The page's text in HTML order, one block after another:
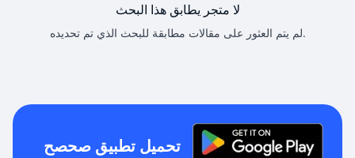
لا متجر يطابق هذا البحث
لم يتم العثور على مقالات مطابقة للبحث الذي تم تحديده.
تحميل تطبيق صحصح